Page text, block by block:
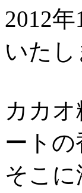
2012
いたし
カカ
ート
そこ